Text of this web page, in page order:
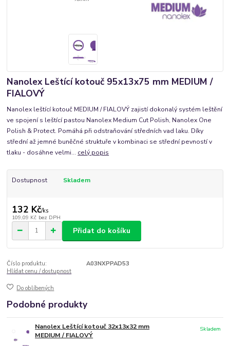
Nanolex Leštící kotouč 95x13x75 mm MEDIUM /
FIALOVÝ
Nanolex leštící kotouč MEDIUM / FIALOVÝ zajistí dokonalý systém leštění
ve spojení s leštící pastou Nanolex Medium Cut Polish, Nanolex One
Polish & Protect. Pomáhá při odstraňování středních vad laku. Díky
střední až jemné buněčné struktuře v kombinaci se střední pevností v
tlaku - dosáhne velmi... celý popis
Dostupnost Skladem
132 Kč/ks
109,09 Kč bez DPH
Přidat do košíku
Číslo produktu:
A03NXPPAD53
Hlídat cenu / dostupnost
Do oblíbených
Podobné produkty
Nanolex Leštící kotouč 32x13x32 mm
MEDIUM / FIALOVÝ
Skladem